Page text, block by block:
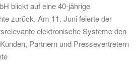
blickt auf eine 40-jährige
zurück. Am 11. Juni feierte der
elektronische Systeme den
Partnern und Pressevertretern